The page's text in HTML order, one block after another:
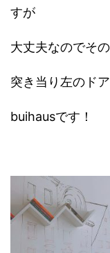
すが
大丈夫なのでそ
突き当り左のド
buihausです！